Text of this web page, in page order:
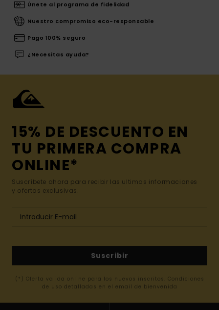
Únete al programa de fidelidad
Nuestro compromiso eco-responsable
Pago 100% seguro
¿Necesitas ayuda?
15% DE DESCUENTO EN
TU PRIMERA COMPRA
ONLINE*
Suscríbete ahora para recibir las ultimas informaciones
y ofertas exclusivas.
Suscribir
(*) Oferta valida online para los nuevos inscritos. Condiciones
de uso detalladas en el email de bienvenida